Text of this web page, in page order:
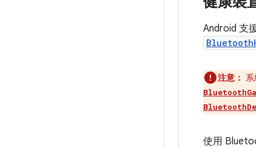
Android 支
注意：
使用